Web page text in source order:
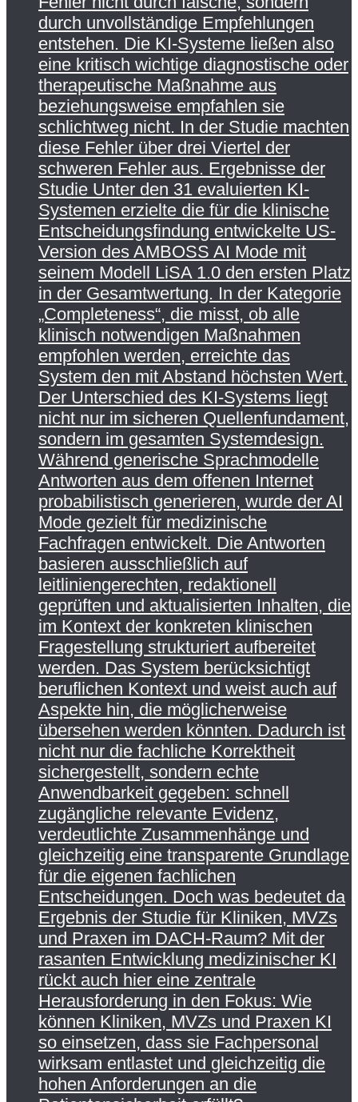
durch unvollständige Empfehlungen
entstehen. Die KI-Systeme ließen also
eine kritisch wichtige diagnostische oder
therapeutische Maßnahme aus
beziehungsweise empfahlen sie
schlichtweg nicht. In der Studie machten
diese Fehler über drei Viertel der
schweren Fehler aus. Ergebnisse der
Studie Unter den 31 evaluierten KI-
Systemen erzielte die für die klinische
Entscheidungsfindung entwickelte US-
Version des AMBOSS AI Mode mit
seinem Modell LiSA 1.0 den ersten Platz
in der Gesamtwertung. In der Kategorie
„Completeness“, die misst, ob alle
klinisch notwendigen Maßnahmen
empfohlen werden, erreichte das
System den mit Abstand höchsten Wert.
Der Unterschied des KI-Systems liegt
nicht nur im sicheren Quellenfundament,
sondern im gesamten Systemdesign.
Während generische Sprachmodelle
Antworten aus dem offenen Internet
probabilistisch generieren, wurde der AI
Mode gezielt für medizinische
Fachfragen entwickelt. Die Antworten
basieren ausschließlich auf
leitliniengerechten, redaktionell
geprüften und aktualisierten Inhalten, die
im Kontext der konkreten klinischen
Fragestellung strukturiert aufbereitet
werden. Das System berücksichtigt
beruflichen Kontext und weist auch auf
Aspekte hin, die möglicherweise
übersehen werden könnten. Dadurch ist
nicht nur die fachliche Korrektheit
sichergestellt, sondern echte
Anwendbarkeit gegeben: schnell
zugängliche relevante Evidenz,
verdeutlichte Zusammenhänge und
gleichzeitig eine transparente Grundlage
für die eigenen fachlichen
Entscheidungen. Doch was bedeutet da
Ergebnis der Studie für Kliniken, MVZs
und Praxen im DACH-Raum? Mit der
rasanten Entwicklung medizinischer KI
rückt auch hier eine zentrale
Herausforderung in den Fokus: Wie
können Kliniken, MVZs und Praxen KI
so einsetzen, dass sie Fachpersonal
wirksam entlastet und gleichzeitig die
hohen Anforderungen an die